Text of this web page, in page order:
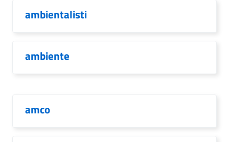
ambientalisti
ambiente
amco